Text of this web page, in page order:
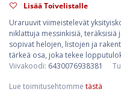
Lisää Toivelistalle
Uraruuvit viimeistelevät
niklattuja messinkisiä,
sopivat helojen, listojen ja
tärkeä osa, joka tekee
Viivakoodi: 6430076938381
Lue toimitusehtomme tästä